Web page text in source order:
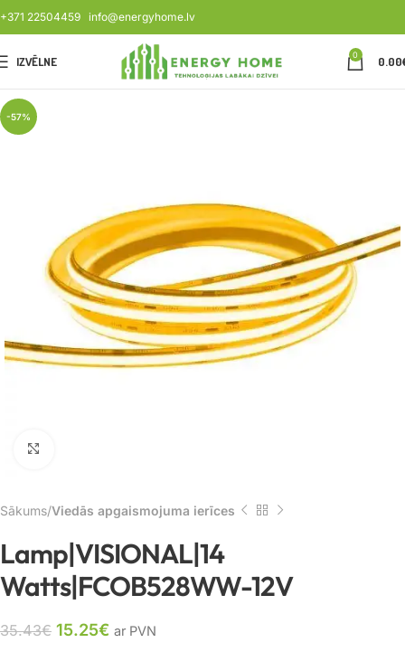
+371 22504459 info@energyhome.lv
IZVĒLNE 0 0.00
-57%
Sākums Viedās apgaismojuma ierīces
Lamp|VISIONAL|14
Watts|FCOB528WW-12V
35.43€ 15.25€ ar PVN